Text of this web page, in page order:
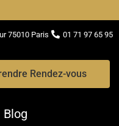
75010 Paris 01 71 97 65 95
Rendez-vous
Blog